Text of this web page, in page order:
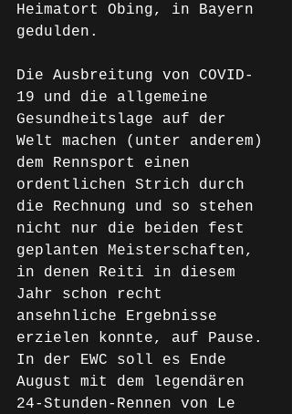
Heimatort Obing, in Bayern
gedulden.
Die Ausbreitung von COVID-
19 und die allgemeine
Gesundheitslage auf der
Welt machen (unter anderem)
dem Rennsport einen
ordentlichen Strich durch
die Rechnung und so stehen
nicht nur die beiden fest
geplanten Meisterschaften,
in denen Reiti in diesem
Jahr schon recht
ansehnliche Ergebnisse
erzielen konnte, auf Pause.
In der EWC soll es Ende
August mit dem legendären
24-Stunden-Rennen von Le